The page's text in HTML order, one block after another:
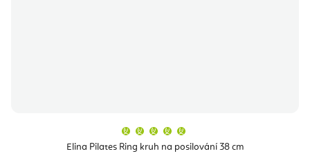
Elina Pilates Ring kruh na posilování 38 cm
produktu
je